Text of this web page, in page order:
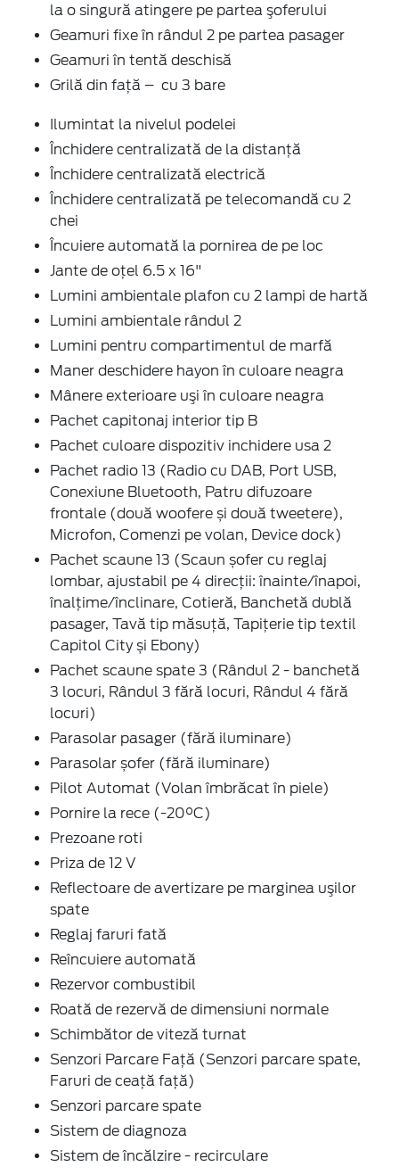
la o singură atingere pe partea şoferului
Geamuri fixe în rândul 2 pe partea pasager
Geamuri în tentă deschisă
Grilă din față – cu 3 bare
Ilumintat la nivelul podelei
Închidere centralizată de la distanţă
Închidere centralizată electrică
Închidere centralizată pe telecomandă cu 2
chei
Încuiere automată la pornirea de pe loc
Jante de oţel 6.5 x 16"
Lumini ambientale plafon cu 2 lampi de hartă
Lumini ambientale rândul 2
Lumini pentru compartimentul de marfă
Maner deschidere hayon în culoare neagra
Mânere exterioare uşi în culoare neagra
Pachet capitonaj interior tip B
Pachet culoare dispozitiv inchidere usa 2
Pachet radio 13 (Radio cu DAB, Port USB,
Conexiune Bluetooth, Patru difuzoare
frontale (două woofere și două tweetere),
Microfon, Comenzi pe volan, Device dock)
Pachet scaune 13 (Scaun șofer cu reglaj
lombar, ajustabil pe 4 direcții: înainte/înapoi,
înalțime/înclinare, Cotieră, Banchetă dublă
pasager, Tavă tip măsuță, Tapițerie tip textil
Capitol City și Ebony)
Pachet scaune spate 3 (Rândul 2 - banchetă
3 locuri, Rândul 3 fără locuri, Rândul 4 fără
locuri)
Parasolar pasager (fără iluminare)
Parasolar șofer (fără iluminare)
Pilot Automat (Volan îmbrăcat în piele)
Pornire la rece (-20°C)
Prezoane roti
Priza de 12 V
Reflectoare de avertizare pe marginea uşilor
spate
Reglaj faruri fată
Reîncuiere automată
Rezervor combustibil
Roată de rezervă de dimensiuni normale
Schimbător de viteză turnat
Senzori Parcare Faţă (Senzori parcare spate,
Faruri de ceaţă faţă)
Senzori parcare spate
Sistem de diagnoza
Sistem de încălzire - recirculare